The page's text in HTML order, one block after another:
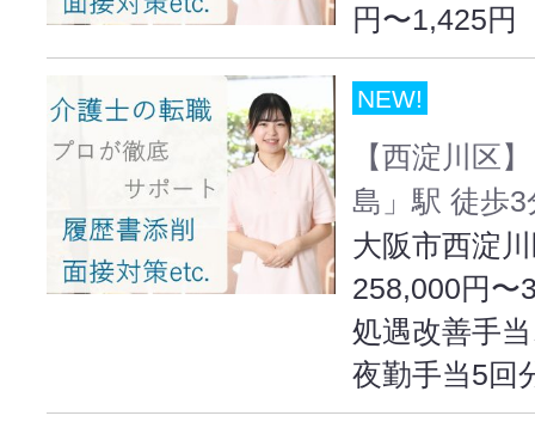
円〜1,425円
NEW!
【西淀川区
島」駅 徒歩
大阪市西淀
258,000円〜
処遇改善手
夜勤手当5回